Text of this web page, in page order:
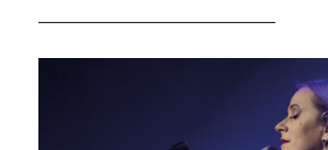
________________________